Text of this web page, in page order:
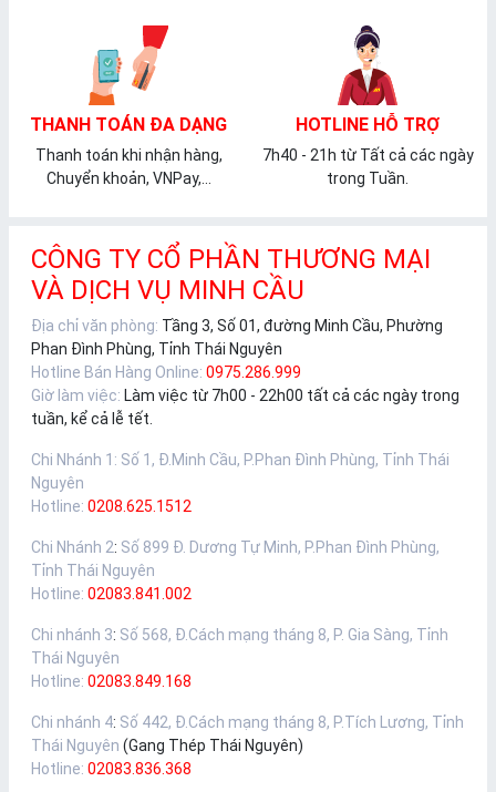
THANH TOÁN ĐA DẠNG
Thanh toán khi nhận hàng,
Chuyển khoản, VNPay,...
HOTLINE HỖ TRỢ
7h40 - 21h từ Tất cả các ngày
trong Tuần.
CÔNG TY CỔ PHẦN THƯƠNG MẠI
VÀ DỊCH VỤ MINH CẦU
Địa chỉ văn phòng: Tầng 3, Số 01, đường Minh Cầu, Phường
Phan Đình Phùng, Tỉnh Thái Nguyên
Hotline Bán Hàng Online: 0975.286.999
Giờ làm việc: Làm việc từ 7h00 - 22h00 tất cả các ngày trong
tuần, kể cả lễ tết.
Chi Nhánh 1 : Số 1, Đ.Minh Cầu, P.Phan Đình Phùng, Tỉnh Thái
Nguyên
Hotline: 0208.625.1512
Chi Nhánh 2: Số 899 Đ. Dương Tự Minh, P.Phan Đình Phùng,
Tỉnh Thái Nguyên
Hotline: 02083.841.002
Chi nhánh 3: Số 568, Đ.Cách mạng tháng 8, P. Gia Sàng, Tỉnh
Thái Nguyên
Hotline: 02083.849.168
Chi nhánh 4: Số 442, Đ.Cách mạng tháng 8, P.Tích Lương, Tỉnh
Thái Nguyên (Gang Thép Thái Nguyên)
Hotline: 02083.836.368